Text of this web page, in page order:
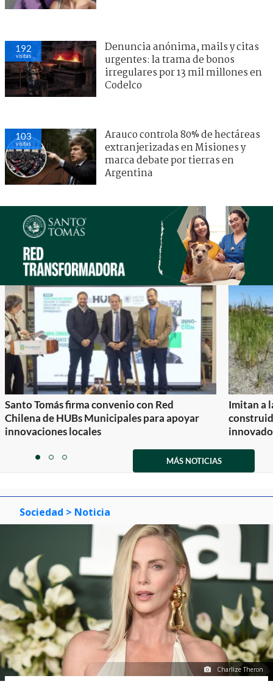
192
visitas
Denuncia anónima, mails y citas
urgentes: la trama de bonos
irregulares por 13 mil millones en
Codelco
103
visitas
Arauco controla 80% de hectáreas
extranjerizadas en Misiones y
marca debate por tierras en
Argentina
Santo Tomás firma convenio con Red
Chilena de HUBs Municipales para apoyar
innovaciones locales
Imitan a
itemitemitem
MÁS NOTICIAS
Sociedad > Noticia
Charlize Theron